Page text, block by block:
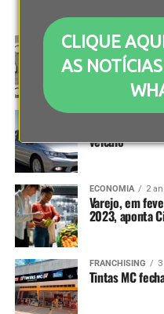
CLIQUE
AS
All posts
ECONOMIA 2
Empresas são
programa
ECONOMIA 2
veículo
ECONOMIA 2
Varejo, em
2023, aponta
FRANCHISING
Tintas MC